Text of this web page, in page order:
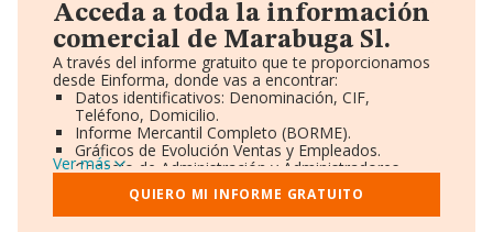
Acceda a toda la información
comercial de Marabuga Sl.
A través del informe gratuito que te proporcionamos
desde Einforma, donde vas a encontrar:
Datos identificativos: Denominación, CIF,
Teléfono, Domicilio.
Informe Mercantil Completo (BORME).
Gráficos de Evolución Ventas y Empleados.
Consejo de Administración y Administradores.
Directivos y Ejecutivos.
Accionistas.
Participaciones y Vinculaciones en otras empresas.
Ver más
QUIERO MI INFORME GRATUITO